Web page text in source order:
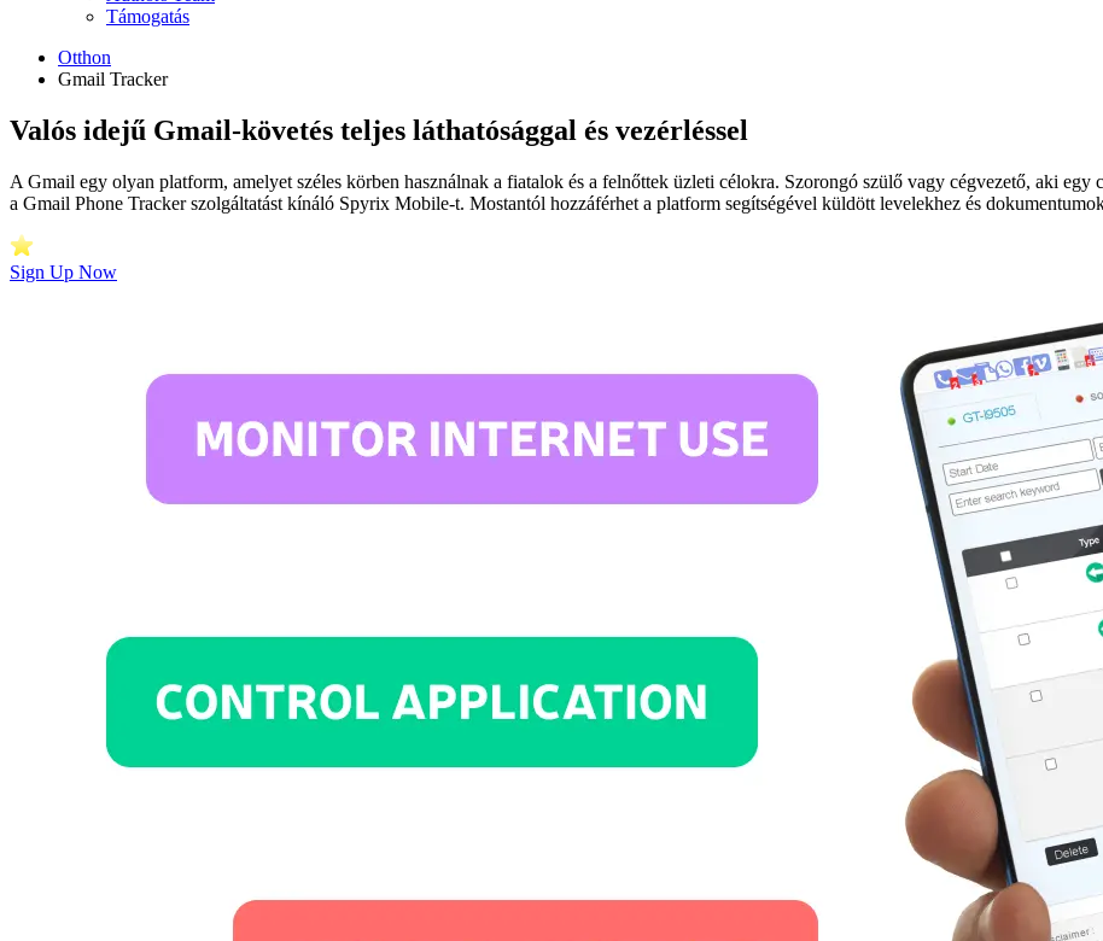
Támogatás
Otthon
Gmail Tracker
Valós idejű Gmail-követés teljes láthatósággal és vezérléssel
A Gmail egy olyan platform, amelyet széles körben használnak a fiatalok és a felnőttek üzleti célokra. Szorongó szülő vagy cégvezető, aki
a Gmail Phone Tracker szolgáltatást kínáló Spyrix Mobile-t. Mostantól hozzáférhet a platform segítségével küldött levelekhez és
Sign Up Now